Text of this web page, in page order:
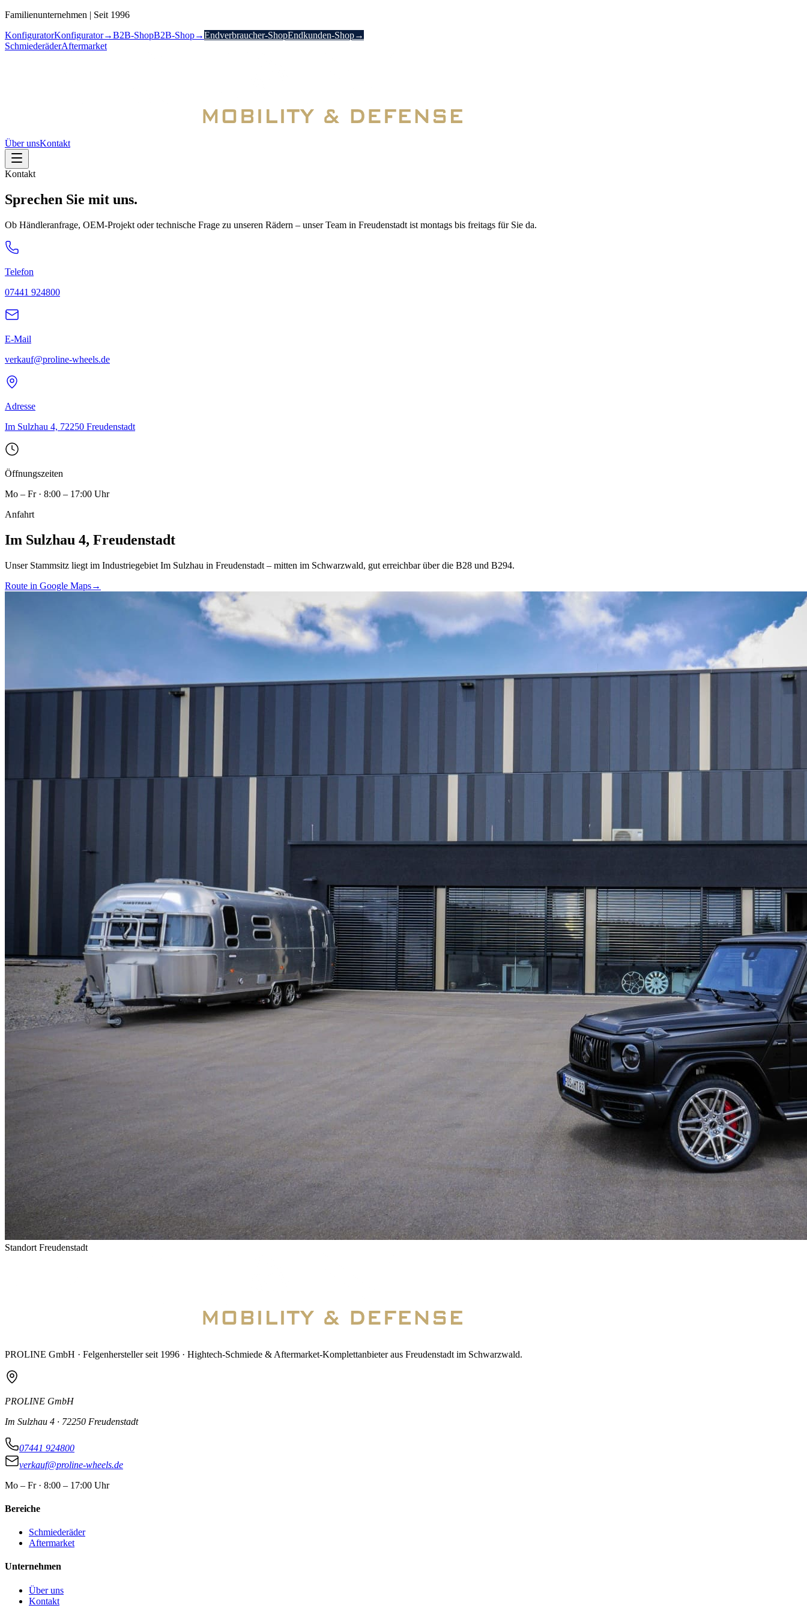
Familienunternehmen | Seit 1996
KonfiguratorKonfigurator→B2B-ShopB2B-Shop→Endverbraucher-ShopEndkunden-Shop→
SchmiederäderAftermarket
Über unsKontakt
Kontakt
Sprechen Sie mit uns.
Ob Händleranfrage, OEM-Projekt oder technische Frage zu unseren Rädern – unser Team in Freudenstadt ist montags bis freitags für Sie da.
Telefon
07441 924800
E-Mail
verkauf@proline-wheels.de
Adresse
Im Sulzhau 4, 72250 Freudenstadt
Öffnungszeiten
Mo – Fr · 8:00 – 17:00 Uhr
Anfahrt
Im Sulzhau 4, Freudenstadt
Unser Stammsitz liegt im Industriegebiet Im Sulzhau in Freudenstadt – mitten im Schwarzwald, gut erreichbar über die B28 und B294.
Route in Google Maps→
Standort Freudenstadt
PROLINE GmbH · Felgenhersteller seit 1996 · Hightech-Schmiede & Aftermarket-Komplettanbieter aus Freudenstadt im Schwarzwald.
PROLINE GmbH
Im Sulzhau 4 · 72250 Freudenstadt
07441 924800
verkauf@proline-wheels.de
Mo – Fr · 8:00 – 17:00 Uhr
Bereiche
Schmiederäder
Aftermarket
Unternehmen
Über uns
Kontakt